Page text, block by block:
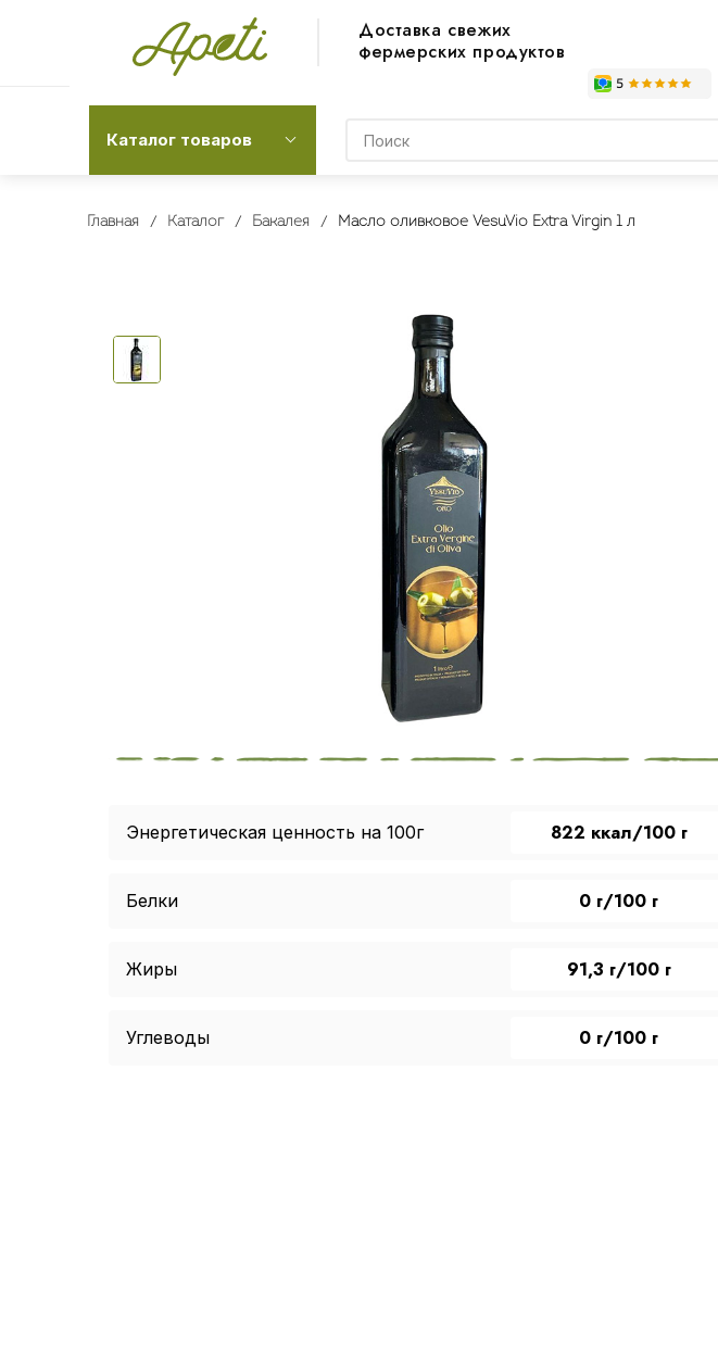
Доставка свежих
фермерских продуктов
Каталог товаров
Главная Каталог Бакалея Масло оливковое VesuVio Extra Virgin 1 л
Энергетическая ценность на 100г 822 ккал/100 г
Белки 0 г/100 г
Жиры 91,3 г/100 г
Углеводы 0 г/100 г